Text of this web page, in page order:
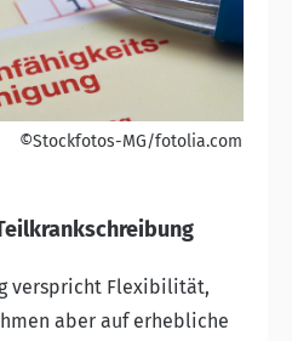
©Stockfotos-MG/fotolia.com
verspricht Flexibilität,
aber auf erhebliche